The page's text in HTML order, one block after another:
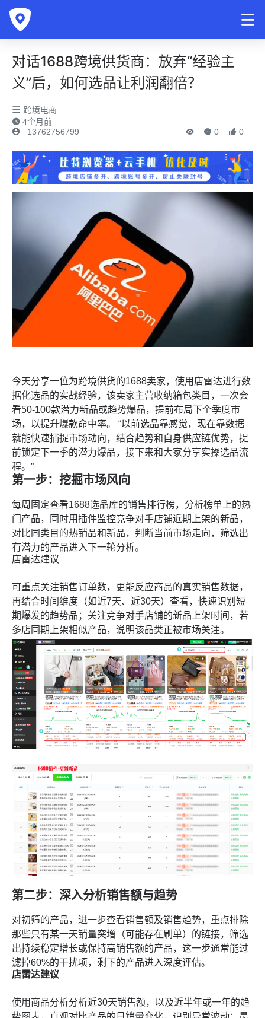
对话1688跨境供货商：放弃“经验主
义”后，如何选品让利润翻倍？
跨境电商
4个月前
_13762756799
0 0
今天分享一位为跨境供货的1688卖家，使用 店雷达进行数
据化选品的实战经验，该卖家主营收纳箱包类目，一次会
看50-100款潜力新品或趋势爆品，提前布局下个季度市
场，以提升爆款命中率。 “以前选品靠感觉，现在靠数据
就能快速捕捉市场动向，结合趋势和自身供应链优势，提
前锁定下一季的潜力爆品，接下来和大家分享实操选品流
程。”
第一步：挖掘市场风向
每周固定查看1688选品库的销售排行榜，分析榜单上的热
门产品，同时用插件监控竞争对手店铺近期上架的新品，
对比同类目的热销品和新品，判断当前市场走向，筛选出
有潜力的产品进入下一轮分析。
店雷达建议
可重点关注销售订单数，更能反应商品的真实销售数据，
再结合时间维度（如近7天、近30天）查看，快速识别短
期爆发的趋势品；关注竞争对手店铺的新品上架时间，若
多店同期上架相似产品，说明该品类正被市场关注。
第二步：深入分析销售额与趋势
对初筛的产品，进一步查看销售额及销售趋势，重点排除
那些只有某一天销量突增（可能存在刷单）的链接，筛选
出持续稳定增长或保持高销售额的产品，这一步通常能过
滤掉60%的干扰项，剩下的产品进入深度评估。
店雷达建议
使用 商品分析分析近30天销售额，以及近半年或一年的趋